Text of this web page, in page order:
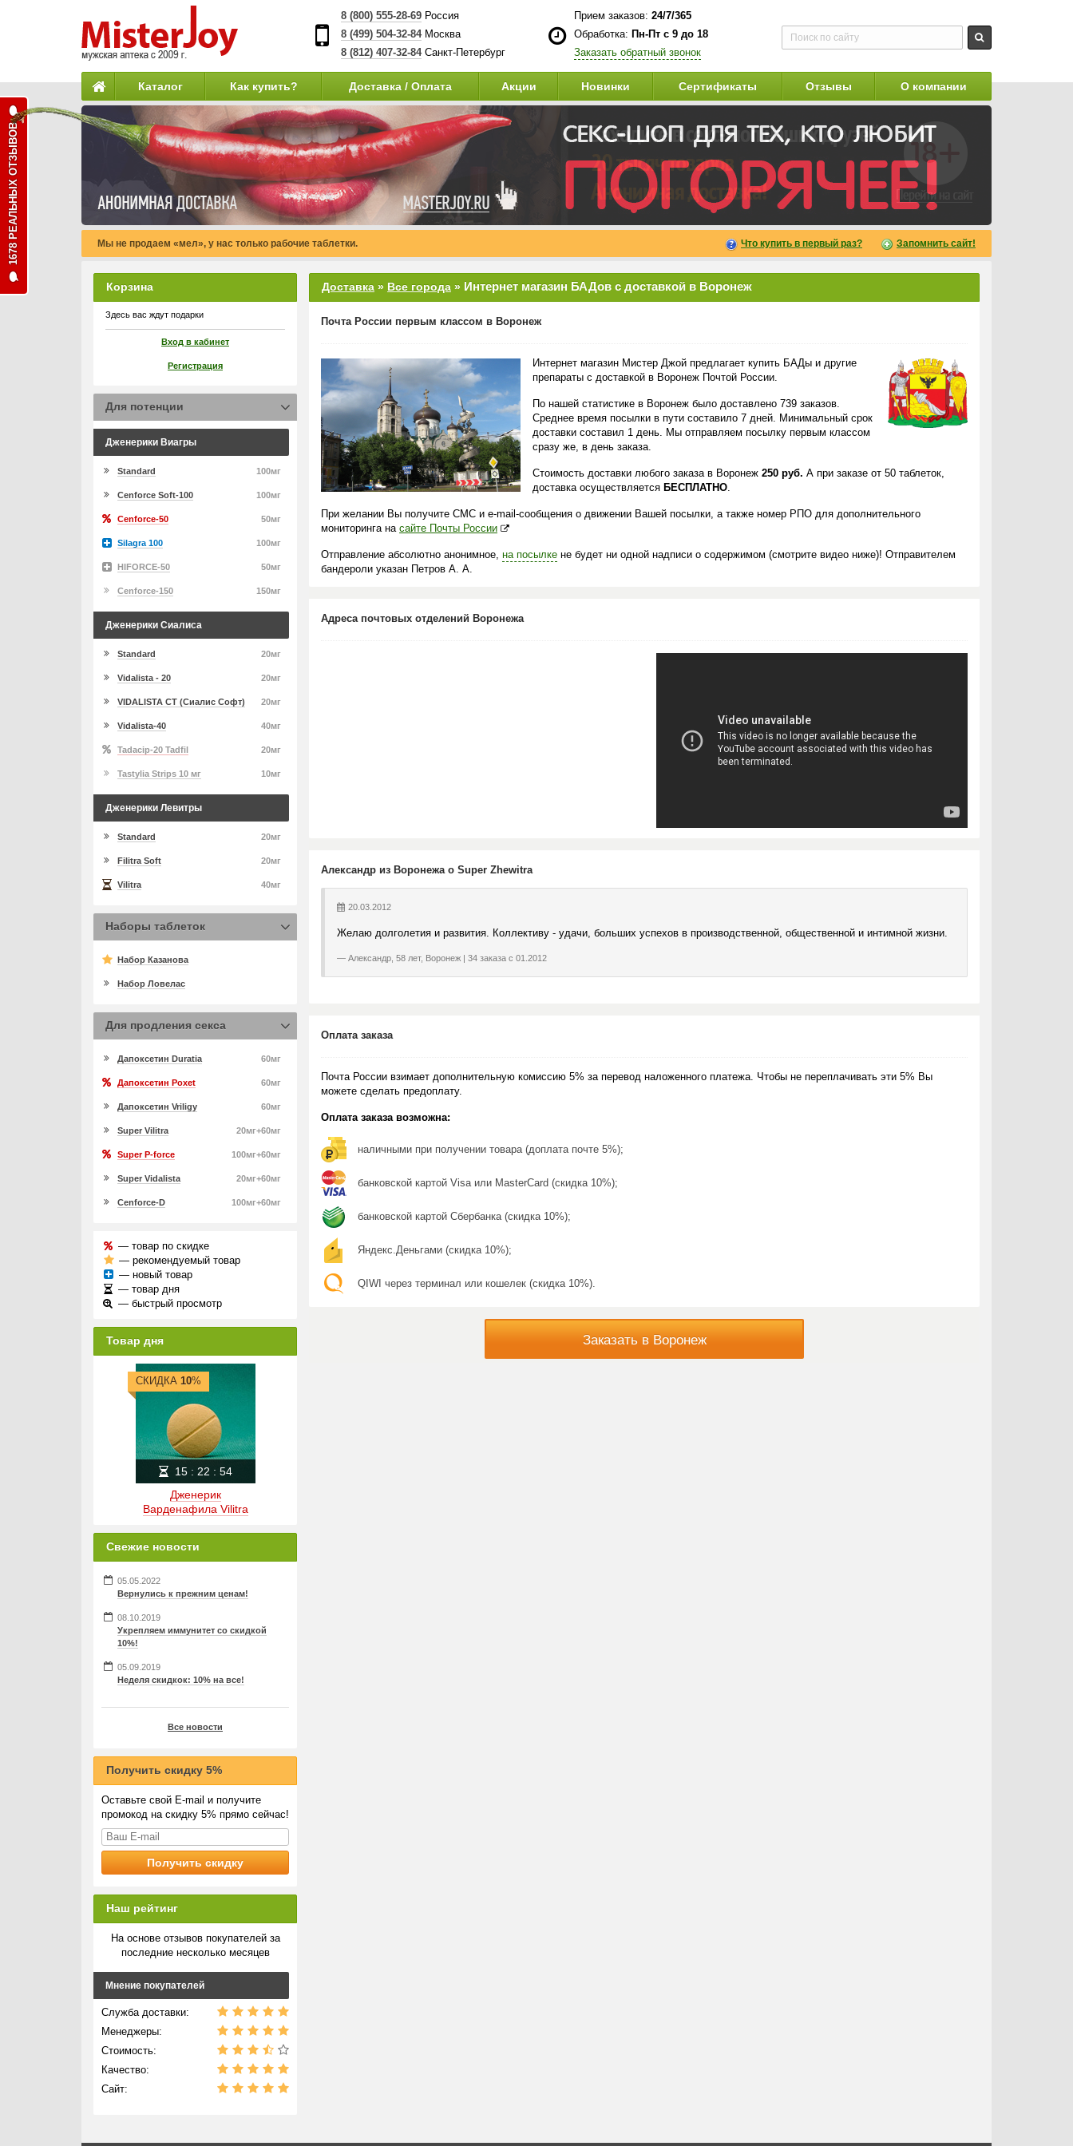
8 (800) 555-28-69Россия
8 (499) 504-32-84Москва
8 (812) 407-32-84 Санкт-Петербург
Прием заказов: 24/7/365
Обработка: Пн-Пт с 9 до 18
Заказать обратный звонок
Каталог Как купить? Доставка / Оплата Акции Новинки Сертификаты Отзывы О компании
Мы не продаем «мел», у нас только рабочие таблетки. Что купить в первый раз? Запомнить сайт!
Доставка » Все города » Интернет магазин БАДов с доставкой в Воронеж
Почта России первым классом в Воронеж
Интернет магазин Мистер Джой предлагает купить БАДы и другие
препараты с доставкой в Воронеж Почтой России.
По нашей статистике в Воронеж было доставлено 739 заказов.
Среднее время посылки в пути составило 7 дней. Минимальный срок
доставки составил 1 день. Мы отправляем посылку первым классом
сразу же, в день заказа.
Стоимость доставки любого заказа в Воронеж 250 руб. А при заказе от 50 таблеток,
доставка осуществляется БЕСПЛАТНО.
При желании Вы получите СМС и e-mail-сообщения о движении Вашей посылки, а также номер РПО для дополнительного
мониторинга на сайте Почты России
Отправление абсолютно анонимное, на посылке не будет ни одной надписи о содержимом (смотрите видео ниже)! Отправителем
бандероли указан Петров А. А.
Адреса почтовых отделений Воронежа
Александр из Воронежа о Super Zhewitra
20.03.2012
Желаю долголетия и развития. Коллективу - удачи, больших успехов в производственной, общественной и интимной жизни.
Александр, 58 лет, Воронеж | 34 заказа с 01.2012
Оплата заказа
Почта России взимает дополнительную комиссию 5% за перевод наложенного платежа. Чтобы не переплачивать эти 5% Вы
можете сделать предоплату.
Оплата заказа возможна:
наличными при получении товара (доплата почте 5%);
банковской картой Visa или MasterCard (скидка 10%);
банковской картой Сбербанка (скидка 10%);
Яндекс.Деньгами (скидка 10%);
QIWI через терминал или кошелек (скидка 10%).
Заказать в Воронеж
Корзина
Здесь вас ждут подарки
Вход в кабинет
Регистрация
Для потенции
Дженерики Виагры
100мг
Standard
100мг
Cenforce Soft-100
50мг
Cenforce-50
100мг
Silagra 100
50мг
HIFORCE-50
150мг
Cenforce-150
Дженерики Сиалиса
20мг
Standard
20мг
Vidalista - 20
20мг
VIDALISTA CT (Сиалис Софт)
40мг
Vidalista-40
20мг
Tadacip-20 Tadfil
10мг
Tastylia Strips 10 мг
Дженерики Левитры
20мг
Standard
20мг
Filitra Soft
40мг
Vilitra
Наборы таблеток
Набор Казанова
Набор Ловелас
Для продления секса
60мг
Дапоксетин Duratia
60мг
Дапоксетин Poxet
60мг
Дапоксетин Vriligy
20мг+60мг
Super Vilitra
100мг+60мг
Super P-force
20мг+60мг
Super Vidalista
100мг+60мг
Cenforce-D
— товар по скидке
— рекомендуемый товар
— новый товар
— товар дня
— быстрый просмотр
Товар дня
Дженерик
Варденафила Vilitra
СКИДКА 10%
15: 22 : 53
Свежие новости
05.05.2022
Вернулись к прежним ценам!
08.10.2019
Укрепляем иммунитет со скидкой
10%!
05.09.2019
Неделя скидкок: 10% на все!
Все новости
Получить скидку 5%
Оставьте свой E-mail и получите
промокод на скидку 5% прямо сейчас!
Наш рейтинг
На основе отзывов покупателей за
последние несколько месяцев
Мнение покупателей
Служба доставки:
Менеджеры:
Стоимость:
Качество:
Сайт:
1678 РЕАЛЬНЫХ ОТЗЫВОВ